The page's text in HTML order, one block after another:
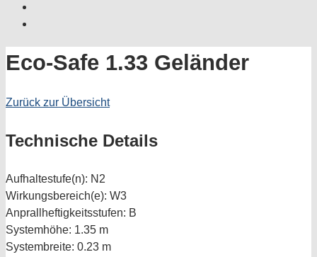
Eco-Safe 1.33 Geländer
Zurück zur Übersicht
Technische Details
Aufhaltestufe(n): N2
Wirkungsbereich(e): W3
Anprallheftigkeitsstufen: B
Systemhöhe: 1.35 m
Systembreite: 0.23 m